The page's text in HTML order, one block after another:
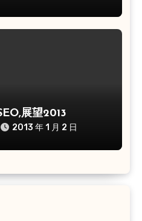
展望2013
2013 年 1 月 2 日